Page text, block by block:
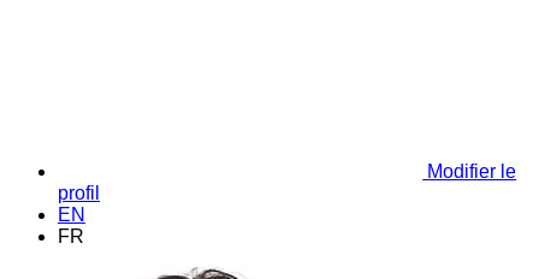
Modifier le
profil
EN
FR